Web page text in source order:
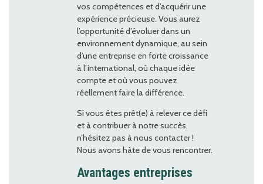
vos compétences et d’acquérir une
expérience précieuse. Vous aurez
l’opportunité d’évoluer dans un
environnement dynamique, au sein
d’une entreprise en forte croissance
à l’international, où chaque idée
compte et où vous pouvez
réellement faire la différence.
Si vous êtes prêt(e) à relever ce défi
et à contribuer à notre succès,
n’hésitez pas à nous contacter !
Nous avons hâte de vous rencontrer.
Avantages entreprises